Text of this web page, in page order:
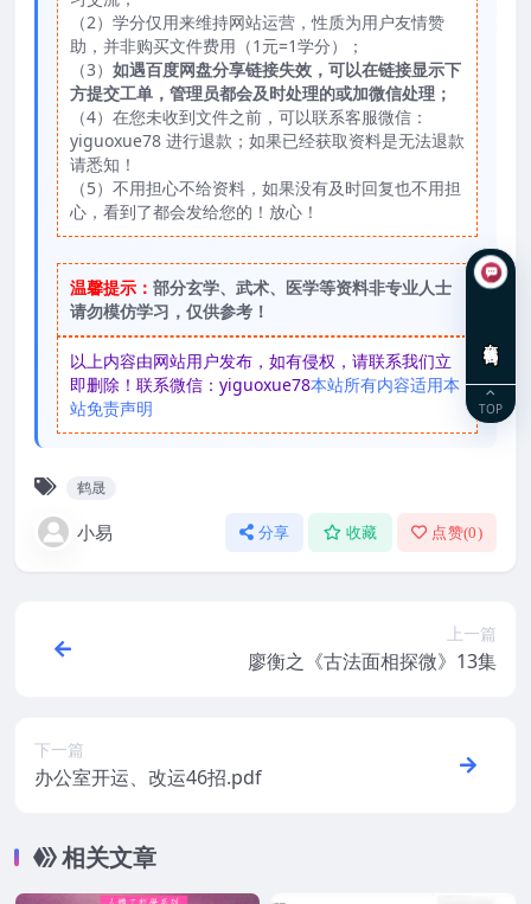
（2）学分仅用来维持网站运营，性质为用户友情赞
助，并非购买文件费用（1元=1学分）；
（3） 如遇百度网盘分享链接失效，可以在链接显示下
方提交工单，管理员都会及时处理的或加微信处理；
（4）在您未收到文件之前，可以联系客服微信：
yiguoxue78 进行退款；如果已经获取资料是无法退款
请悉知！
（5）不用担心不给资料，如果没有及时回复也不用担
心，看到了都会发给您的！放心！
温馨提示： 部分玄学、武术、医学等资料非专业人士
请勿模仿学习，仅供参考！
以上内容由网站用户发布，如有侵权，请联系我们立
即删除！联系微信：yiguoxue78本站所有内容适用本
站免责声明
鹤晟
小易 分享 收藏 点赞(0)
上一篇
廖衡之《古法面相探微》13集
下一篇
办公室开运、改运46招.pdf
相关文章
TOP